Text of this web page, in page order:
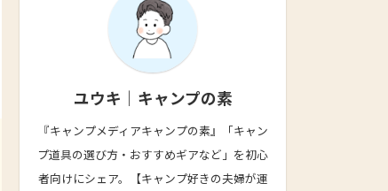
ユウキ｜キャンプの素
『キャンプメディアキャンプの素』「キャン
プ道具の選び方・おすすめギアなど」を初心
者向けにシェア。【キャンプ好きの夫婦が運